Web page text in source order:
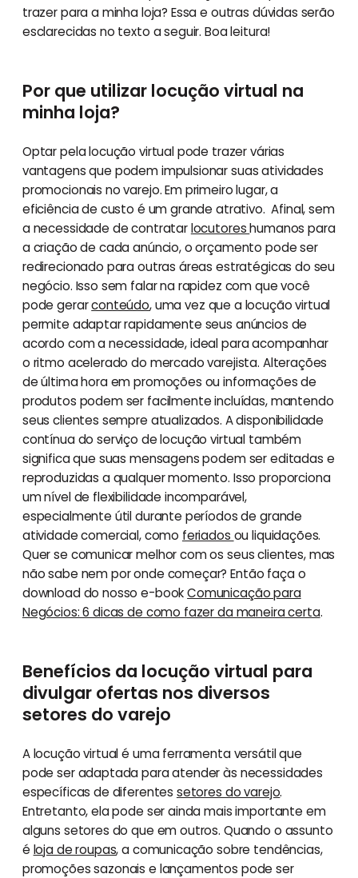
trazer para a minha loja? Essa e outras dúvidas serão
esclarecidas no texto a seguir. Boa leitura!
Por que utilizar locução virtual na
minha loja?
Optar pela locução virtual pode trazer várias
vantagens que podem impulsionar suas atividades
promocionais no varejo. Em primeiro lugar, a
eficiência de custo é um grande atrativo. Afinal, sem
a necessidade de contratarlocutoreshumanos para
a criação de cada anúncio, o orçamento pode ser
redirecionado para outras áreas estratégicas do seu
negócio. Isso sem falar na rapidez com que você
pode gerarconteúdo, uma vez que a locução virtual
permite adaptar rapidamente seus anúncios de
acordo com a necessidade, ideal para acompanhar
o ritmo acelerado do mercado varejista. Alterações
de última hora em promoções ou informações de
produtos podem ser facilmente incluídas, mantendo
seus clientes sempre atualizados. A disponibilidade
contínua do serviço de locução virtual também
significa que suas mensagens podem ser editadas e
reproduzidas a qualquer momento. Isso proporciona
um nível de flexibilidade incomparável,
especialmente útil durante períodos de grande
atividade comercial, como feriados ou liquidações.
Quer se comunicar melhor com os seus clientes, mas
não sabe nem por onde começar? Então faça o
download do nosso e-bookComunicação para
Negócios: 6 dicas de como fazer da maneira certa.
Benefícios da locução virtual para
divulgar ofertas nos diversos
setores do varejo
A locução virtual é uma ferramenta versátil que
pode ser adaptada para atender às necessidades
específicas de diferentes setores do varejo.
Entretanto, ela pode ser ainda mais importante em
alguns setores do que em outros. Quando o assunto
é loja de roupas, a comunicação sobre tendências,
promoções sazonais e lançamentos pode ser